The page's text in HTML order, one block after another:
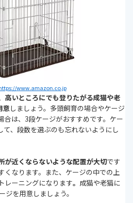
www.amazon.co.jp
高いところにでも登りたがる成猫や老
意しましょう。多頭飼育の場合やケージ
合は、3段ケージがおすすめです。ケー
て、段数を選ぶのも忘れないようにし
が近くならないような配置が大切です
くなります。また、ケージの中での上
レーニングになります。 成猫や老猫に
ジを用意しましょう。